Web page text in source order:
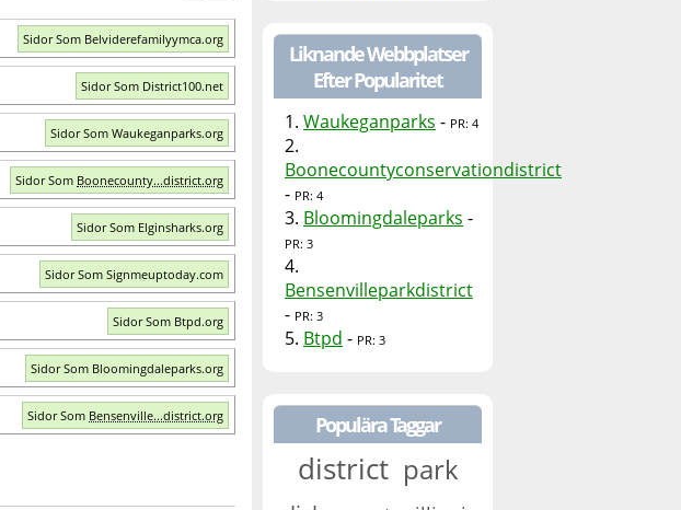
Sidor Som Belviderefamilyymca.org
Sidor Som District100.net
Sidor Som Waukeganparks.org
Sidor Som Boonecounty...district.org
Sidor Som Elginsharks.org
Sidor Som Signmeuptoday.com
Sidor Som Btpd.org
Sidor Som Bloomingdaleparks.org
Sidor Som Bensenville...district.org
Liknande Webbplatser
Efter Popularitet
1. Waukeganparks - PR: 4
2.
Boonecountyconservationdistrict
- PR: 4
3. Bloomingdaleparks -
PR: 3
4.
Bensenvilleparkdistrict
- PR: 3
5. Btpd - PR: 3
Populära Taggar
district park